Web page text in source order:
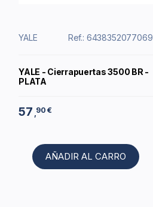
YALE Ref.: 6438352077069
YALE - Cierrapuertas 3500 BR -
PLATA
57 90 €
AÑADIR AL CARRO